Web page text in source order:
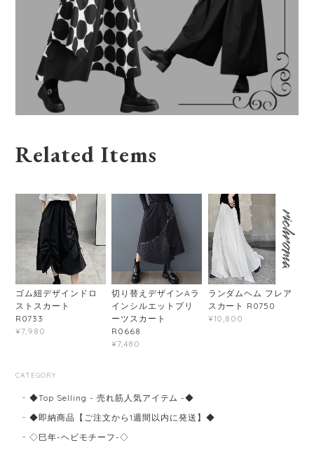
Related Items
ゴム紐デザインドロ
ストスカート
R0733
¥7,980
切り替えデザインAラ
インシルエットプリ
ーツスカート
R0668
¥7,480
ランダムヘム フレア
スカート R0750
¥10,800
CATEGORY
◆Top Selling - 売れ筋人気アイテム -◆
◆即納商品【ご注文から1週間以内に発送】◆
◇巳年-ヘビモチーフ-◇